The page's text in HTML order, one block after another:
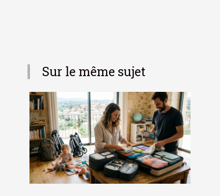
Sur le même sujet